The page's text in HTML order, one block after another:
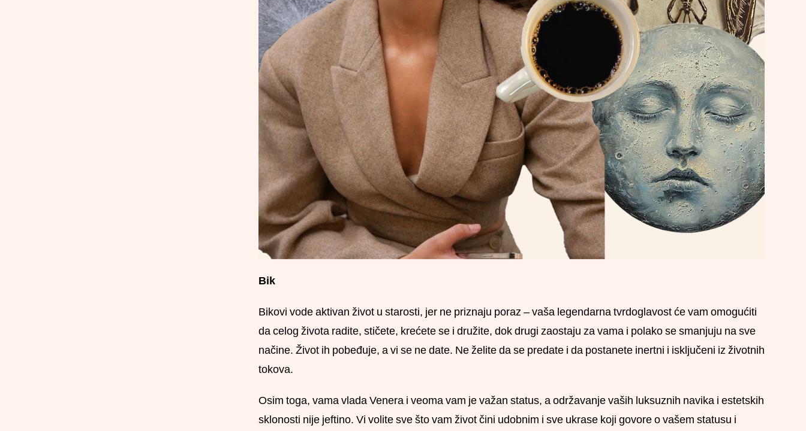
Bik
Bikovi vode aktivan život u starosti, jer ne priznaju poraz – vaša legendarna tvrdoglavost će vam omogućiti
da celog života radite, stičete, krećete se i družite, dok drugi zaostaju za vama i polako se smanjuju na sve
načine. Život ih pobeđuje, a vi se ne date. Ne želite da se predate i da postanete inertni i isključeni iz životnih
tokova.
Osim toga, vama vlada Venera i veoma vam je važan status, a održavanje vaših luksuznih navika i estetskih
sklonosti nije jeftino. Vi volite sve što vam život čini udobnim i sve ukrase koji govore o vašem statusu i